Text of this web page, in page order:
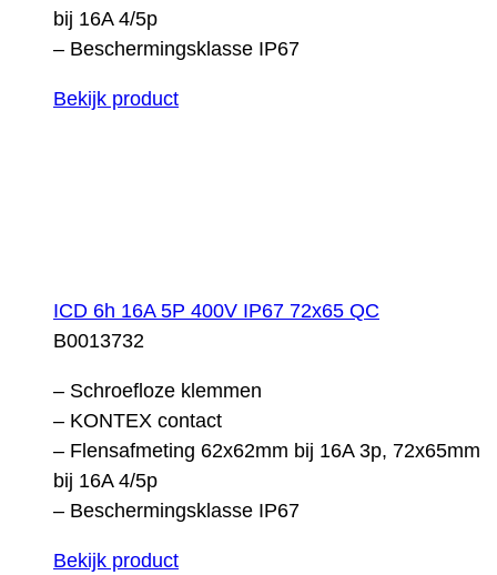
bij 16A 4/5p
– Beschermingsklasse IP67
Bekijk product
ICD 6h 16A 5P 400V IP67 72x65 QC
B0013732
– Schroefloze klemmen
– KONTEX contact
– Flensafmeting 62x62mm bij 16A 3p, 72x65mm
bij 16A 4/5p
– Beschermingsklasse IP67
Bekijk product